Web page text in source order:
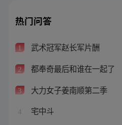
热门问答
1 武术冠军赵长军片酬
2 都奉奇最后和谁在一起了
3 大力女子姜南顺第二季
4 宅中斗